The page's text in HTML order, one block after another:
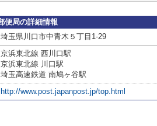
便局の詳細情報
埼玉県川口市中青木５丁目1-29
京浜東北線 西川口駅
京浜東北線 川口駅
埼玉高速鉄道 南鳩ヶ谷駅
http://www.post.japanpost.jp/top.html